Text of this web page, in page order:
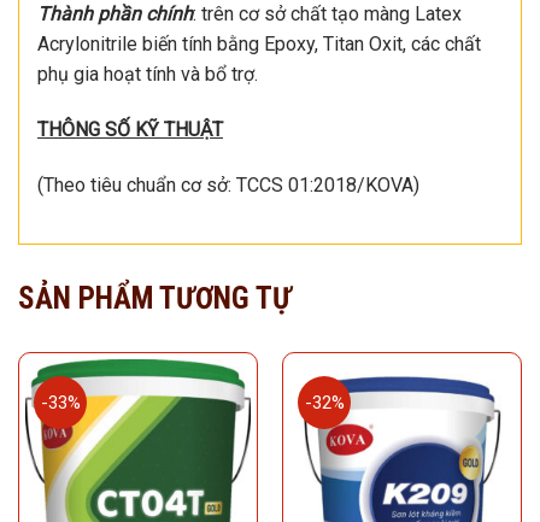
Thành phần chính: trên cơ sở chất tạo màng Latex
Acrylonitrile biến tính bằng Epoxy, Titan Oxit, các chất
phụ gia hoạt tính và bổ trợ.
THÔNG SỐ KỸ THUẬT
(Theo tiêu chuẩn cơ sở: TCCS 01:2018/KOVA)
SẢN PHẨM TƯƠNG TỰ
-33% -32%